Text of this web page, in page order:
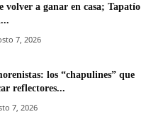
volver a ganar en casa; Tapatío
7, 2026
los “chapulines” que
reflectores...
7, 2026